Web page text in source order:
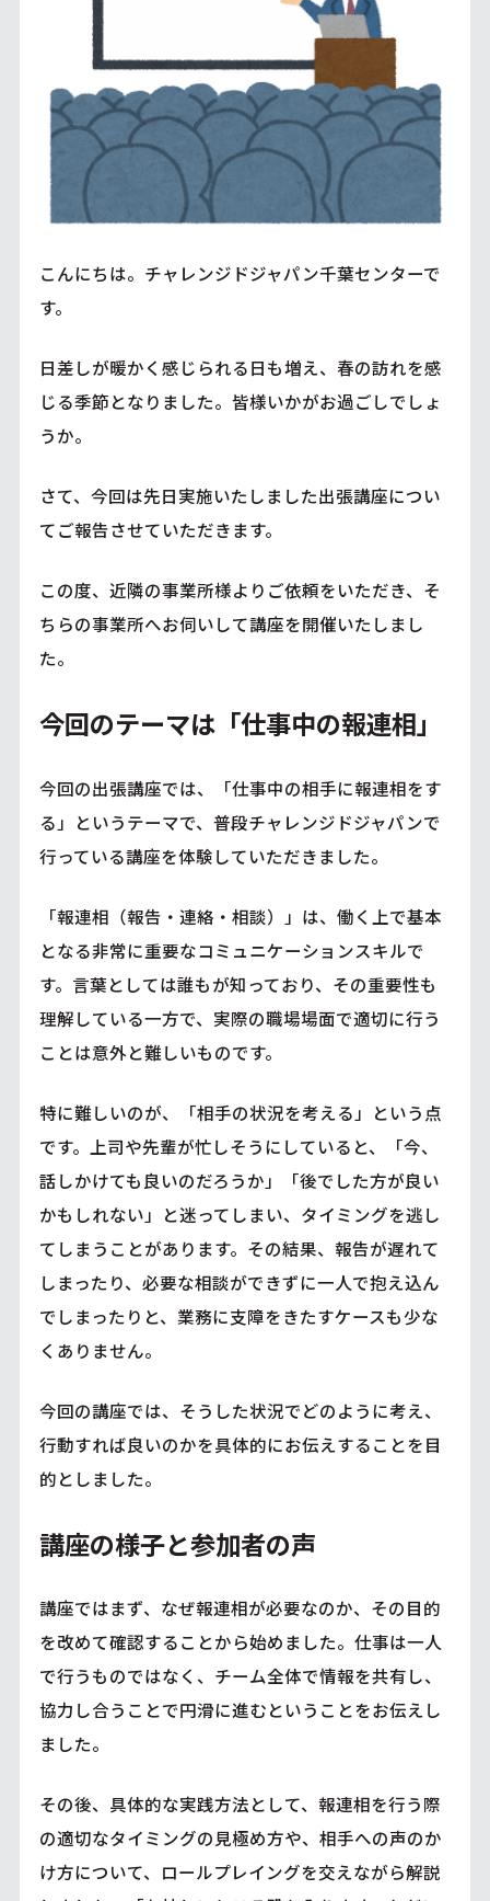
こんにちは。チャレンジドジャパン千葉センターで
す。
日差しが暖かく感じられる日も増え、春の訪れを感
じる季節となりました。皆様いかがお過ごしでしょ
うか。
さて、今回は先日実施いたしました出張講座につい
てご報告させていただきます。
この度、近隣の事業所様よりご依頼をいただき、そ
ちらの事業所へお伺いして講座を開催いたしまし
た。
今回のテーマは「仕事中の報連相」
今回の出張講座では、「仕事中の相手に報連相をす
る」というテーマで、普段チャレンジドジャパンで
行っている講座を体験していただきました。
「報連相（報告・連絡・相談）」は、働く上で基本
となる非常に重要なコミュニケーションスキルで
す。言葉としては誰もが知っており、その重要性も
理解している一方で、実際の職場場面で適切に行う
ことは意外と難しいものです。
特に難しいのが、「相手の状況を考える」という点
です。上司や先輩が忙しそうにしていると、「今、
話しかけても良いのだろうか」「後でした方が良い
かもしれない」と迷ってしまい、タイミングを逃し
てしまうことがあります。その結果、報告が遅れて
しまったり、必要な相談ができずに一人で抱え込ん
でしまったりと、業務に支障をきたすケースも少な
くありません。
今回の講座では、そうした状況でどのように考え、
行動すれば良いのかを具体的にお伝えすることを目
的としました。
講座の様子と参加者の声
講座ではまず、なぜ報連相が必要なのか、その目的
を改めて確認することから始めました。仕事は一人
で行うものではなく、チーム全体で情報を共有し、
協力し合うことで円滑に進むということをお伝えし
ました。
その後、具体的な実践方法として、報連相を行う際
の適切なタイミングの見極め方や、相手への声のか
け方について、ロールプレイングを交えながら解説